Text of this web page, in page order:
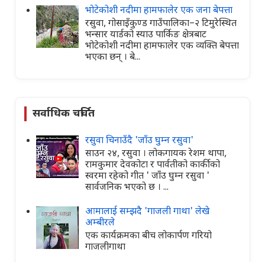
भोटेकोशी नदीमा हामफालेर एक जना बेपत्ता
रसुवा, गोसाइँकुण्ड गाउँपालिका–२ टिमुरेस्थित
भन्सार यार्डको स्याउ पार्किङ क्षेत्रबाट
भोटेकोशी नदीमा हामफालेर एक व्यक्ति बेपत्ता
भएका छन् । बे...
सर्वाधिक चर्चित
रसुवा चिनाउँदै 'जाँउ घुम्न रसुवा'
साउन २४, रसुवा । लोकगायक रेशम थापा,
रामकुमार देवकोटा र पार्वतीको कार्कीको
स्वरमा रहेको गीत ' जाँउ घुम्न रसुवा '
सार्वजनिक भएको छ । ...
आमालाई सम्झदै 'गाजली गाथा' लेखे
अम्बीरले
एक कार्यक्रमका बीच लोकार्पण गरियो
गाजलीगाथा